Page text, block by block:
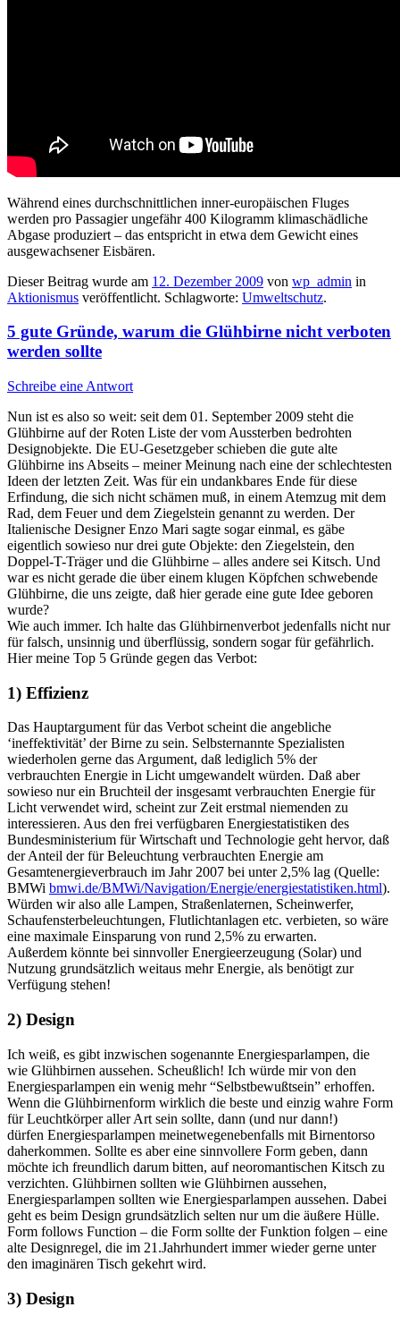
Während eines durchschnittlichen inner-europäischen Fluges
werden pro Passagier ungefähr 400 Kilogramm klimaschädliche
Abgase produziert – das entspricht in etwa dem Gewicht eines
ausgewachsener Eisbären.
Dieser Beitrag wurde am 12. Dezember 2009 von wp_admin in
Aktionismus veröffentlicht. Schlagworte: Umweltschutz.
5 gute Gründe, warum die Glühbirne nicht verboten
werden sollte
Schreibe eine Antwort
Nun ist es also so weit: seit dem 01. September 2009 steht die
Glühbirne auf der Roten Liste der vom Aussterben bedrohten
Designobjekte. Die EU-Gesetzgeber schieben die gute alte
Glühbirne ins Abseits – meiner Meinung nach eine der schlechtesten
Ideen der letzten Zeit. Was für ein undankbares Ende für diese
Erfindung, die sich nicht schämen muß, in einem Atemzug mit dem
Rad, dem Feuer und dem Ziegelstein genannt zu werden. Der
Italienische Designer Enzo Mari sagte sogar einmal, es gäbe
eigentlich sowieso nur drei gute Objekte: den Ziegelstein, den
Doppel-T-Träger und die Glühbirne – alles andere sei Kitsch. Und
war es nicht gerade die über einem klugen Köpfchen schwebende
Glühbirne, die uns zeigte, daß hier gerade eine gute Idee geboren
wurde?
Wie auch immer. Ich halte das Glühbirnenverbot jedenfalls nicht nur
für falsch, unsinnig und überflüssig, sondern sogar für gefährlich.
Hier meine Top 5 Gründe gegen das Verbot:
1) Effizienz
Das Hauptargument für das Verbot scheint die angebliche
‘ineffektivität’ der Birne zu sein. Selbsternannte Spezialisten
wiederholen gerne das Argument, daß lediglich 5% der
verbrauchten Energie in Licht umgewandelt würden. Daß aber
sowieso nur ein Bruchteil der insgesamt verbrauchten Energie für
Licht verwendet wird, scheint zur Zeit erstmal niemenden zu
interessieren. Aus den frei verfügbaren Energiestatistiken des
Bundesministerium für Wirtschaft und Technologie geht hervor, daß
der Anteil der für Beleuchtung verbrauchten Energie am
Gesamtenergieverbrauch im Jahr 2007 bei unter 2,5% lag (Quelle:
BMWi bmwi.de/BMWi/Navigation/Energie/energiestatistiken.html).
Würden wir also alle Lampen, Straßenlaternen, Scheinwerfer,
Schaufensterbeleuchtungen, Flutlichtanlagen etc. verbieten, so wäre
eine maximale Einsparung von rund 2,5% zu erwarten.
Außerdem könnte bei sinnvoller Energieerzeugung (Solar) und
Nutzung grundsätzlich weitaus mehr Energie, als benötigt zur
Verfügung stehen!
2) Design
Ich weiß, es gibt inzwischen sogenannte Energiesparlampen, die
wie Glühbirnen aussehen. Scheußlich! Ich würde mir von den
Energiesparlampen ein wenig mehr “Selbstbewußtsein” erhoffen.
Wenn die Glühbirnenform wirklich die beste und einzig wahre Form
für Leuchtkörper aller Art sein sollte, dann (und nur dann!)
dürfen Energiesparlampen meinetwegenebenfalls mit Birnentorso
daherkommen. Sollte es aber eine sinnvollere Form geben, dann
möchte ich freundlich darum bitten, auf neoromantischen Kitsch zu
verzichten. Glühbirnen sollten wie Glühbirnen aussehen,
Energiesparlampen sollten wie Energiesparlampen aussehen. Dabei
geht es beim Design grundsätzlich selten nur um die äußere Hülle.
Form follows Function – die Form sollte der Funktion folgen – eine
alte Designregel, die im 21.Jahrhundert immer wieder gerne unter
den imaginären Tisch gekehrt wird.
3) Design